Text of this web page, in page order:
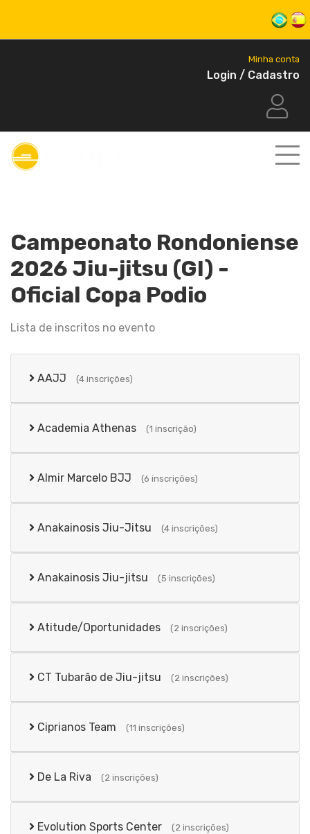
Minha conta
Login / Cadastro
Campeonato Rondoniense
2026 Jiu-jitsu (GI) -
Oficial Copa Podio
Lista de inscritos no evento
AAJJ (4 inscrições)
Academia Athenas (1 inscrição)
Almir Marcelo BJJ (6 inscrições)
Anakainosis Jiu-Jitsu (4 inscrições)
Anakainosis Jiu-jitsu (5 inscrições)
Atitude/Oportunidades (2 inscrições)
CT Tubarão de Jiu-jitsu (2 inscrições)
Ciprianos Team (11 inscrições)
De La Riva (2 inscrições)
Evolution Sports Center (2 inscrições)